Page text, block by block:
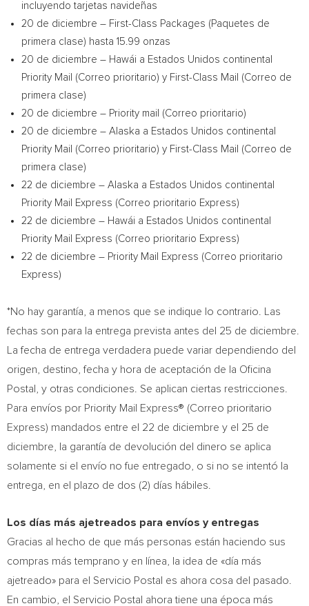
incluyendo tarjetas navideñas
20 de diciembre – First-Class Packages (Paquetes de
primera clase) hasta 15.99 onzas
20 de diciembre – Hawái a Estados Unidos continental
Priority Mail (Correo prioritario) y First-Class Mail (Correo de
primera clase)
20 de diciembre – Priority mail (Correo prioritario)
20 de diciembre – Alaska a Estados Unidos continental
Priority Mail (Correo prioritario) y First-Class Mail (Correo de
primera clase)
22 de diciembre – Alaska a Estados Unidos continental
Priority Mail Express (Correo prioritario Express)
22 de diciembre – Hawái a Estados Unidos continental
Priority Mail Express (Correo prioritario Express)
22 de diciembre – Priority Mail Express (Correo prioritario
Express)
*No hay garantía, a menos que se indique lo contrario. Las
fechas son para la entrega prevista antes del 25 de diciembre.
La fecha de entrega verdadera puede variar dependiendo del
origen, destino, fecha y hora de aceptación de la Oficina
Postal, y otras condiciones. Se aplican ciertas restricciones.
Para envíos por Priority Mail Express® (Correo prioritario
Express) mandados entre el 22 de diciembre y el 25 de
diciembre, la garantía de devolución del dinero se aplica
solamente si el envío no fue entregado, o si no se intentó la
entrega, en el plazo de dos (2) días hábiles.
Los días más ajetreados para envíos y entregas
Gracias al hecho de que más personas están haciendo sus
compras más temprano y en línea, la idea de «día más
ajetreado» para el Servicio Postal es ahora cosa del pasado.
En cambio, el Servicio Postal ahora tiene una época más